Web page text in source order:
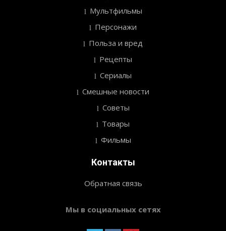
Мультфильмы
Персонажи
Польза и вред
Рецепты
Сериалы
Смешные новости
Советы
Товары
Фильмы
Контакты
Обратная связь
Мы в социальных сетях